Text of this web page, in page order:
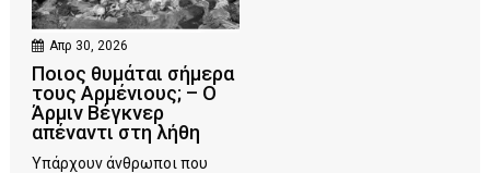
Απρ 30, 2026
Ποιος θυμάται σήμερα
τους Αρμένιους; – Ο
Άρμιν Βέγκνερ
απέναντι στη λήθη
Υπάρχουν άνθρωποι που